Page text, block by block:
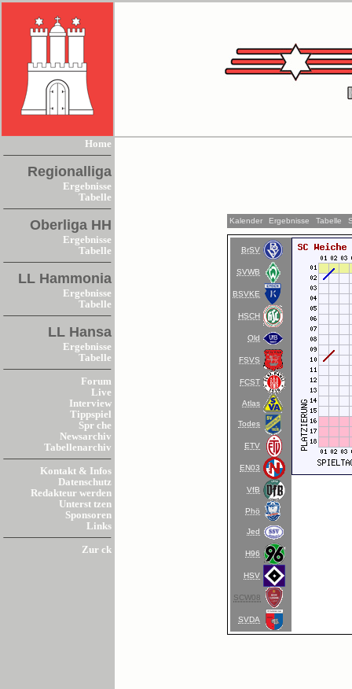
Home
Regionalliga
Ergebnisse
Tabelle
Oberliga HH
Ergebnisse
Tabelle
LL Hammonia
Ergebnisse
Tabelle
LL Hansa
Ergebnisse
Tabelle
Forum
Live
Interview
Tippspiel
Spr che
Newsarchiv
Tabellenarchiv
Kontakt & Infos
Datenschutz
Redakteur werden
Unterst tzen
Sponsoren
Links
Zur ck
Kalender Ergebnisse Tabelle
BrSV
SVWB
BSVKE
HSCH
Old
FSVS
FCST
Atlas
Todes
ETV
EN03
VfB
Phö
Jed
H96
HSV
SCW08
SVDA